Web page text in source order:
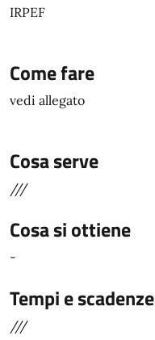
IRPEF
Come fare
vedi allegato
Cosa serve
///
Cosa si ottiene
-
Tempi e scadenze
///